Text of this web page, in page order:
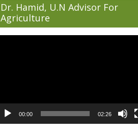
Dr. Hamid, U.N Advisor For
Agriculture
00:00 02:26